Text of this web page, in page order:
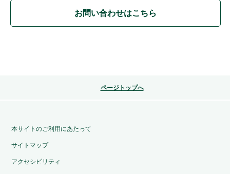
お問い合わせはこちら
ページトップへ
本サイトのご利用にあたって
サイトマップ
アクセシビリティ